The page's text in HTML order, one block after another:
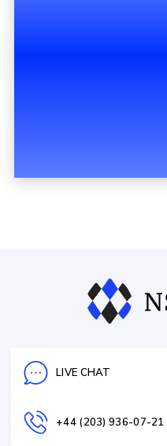
LIVE CHAT
+44 (203) 936-07-21